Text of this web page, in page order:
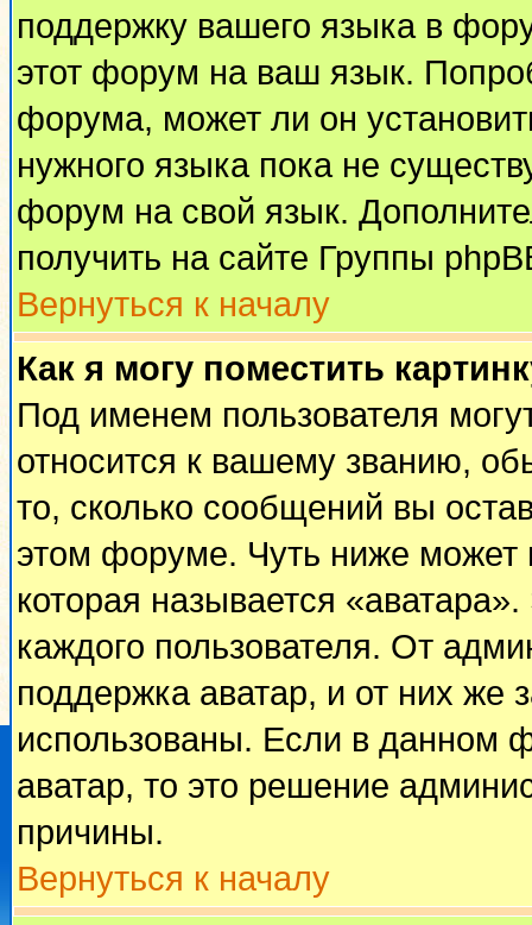
поддержку вашего языка в
этот форум на ваш язык.
форума, может ли он
нужного языка пока не
форум на свой язык.
получить на сайте Группы
Вернуться к началу
Как я могу поместить
Под именем пользователя
относится к вашему званию,
то, сколько сообщений вы
этом форуме. Чуть ниже может
которая называется
каждого пользователя. От
поддержка аватар, и от них же
использованы. Если в данном
аватар, то это решение
причины.
Вернуться к началу